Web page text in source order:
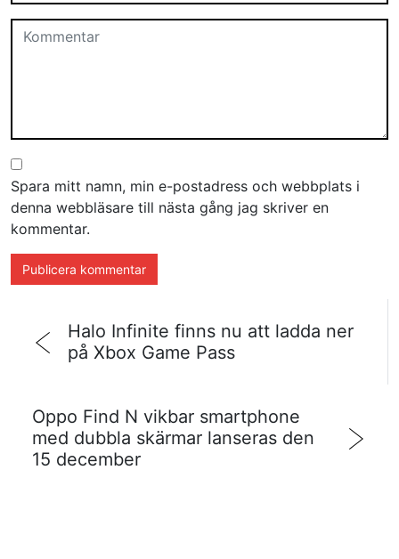
Spara mitt namn, min e-postadress och webbplats i
denna webbläsare till nästa gång jag skriver en
kommentar.
Halo Infinite finns nu att ladda ner
på Xbox Game Pass
Oppo Find N vikbar smartphone
med dubbla skärmar lanseras den
15 december